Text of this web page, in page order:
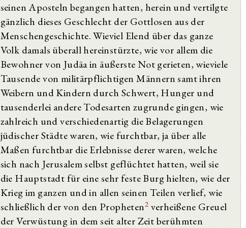
seinen Aposteln begangen hatten, herein und vertilgte
gänzlich dieses Geschlecht der Gottlosen aus der
Menschengeschichte. Wieviel Elend über das ganze
Volk damals überall hereinstürzte, wie vor allem die
Bewohner von Judäa in äußerste Not gerieten, wieviele
Tausende von militärpflichtigen Männern samt ihren
Weibern und Kindern durch Schwert, Hunger und
tausenderlei andere Todesarten zugrunde gingen, wie
zahlreich und verschiedenartig die Belagerungen
jüdischer Städte waren, wie furchtbar, ja über alle
Maßen furchtbar die Erlebnisse derer waren, welche
sich nach Jerusalem selbst geflüchtet hatten, weil sie
die Hauptstadt für eine sehr feste Burg hielten, wie der
Krieg im ganzen und in allen seinen Teilen verlief, wie
schließlich der von den Propheten2 verheißene Greuel
der Verwüstung in dem seit alter Zeit berühmten